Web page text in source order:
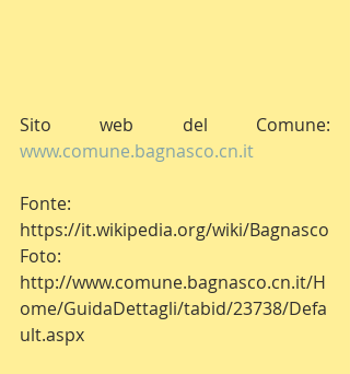
www.comune.bagnasco.cn.it
Fonte:
https://it.wikipedia.org/wiki/Bagnasco
Foto:
http://www.comune.bagnasco.cn.it/H
ome/GuidaDettagli/tabid/23738/Defa
ult.aspx